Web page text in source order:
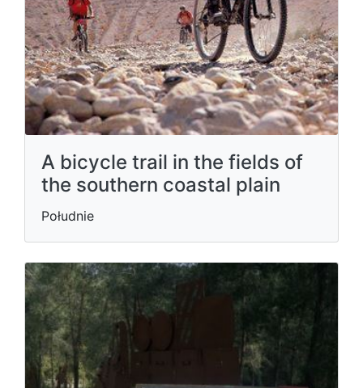
A bicycle trail in the fields of
the southern coastal plain
Południe